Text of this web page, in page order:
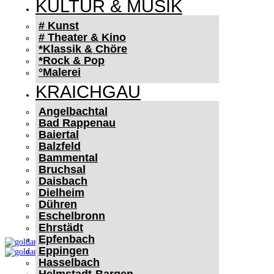
KULTUR & MUSIK
# Kunst
# Theater & Kino
*Klassik & Chöre
*Rock & Pop
°Malerei
KRAICHGAU
Angelbachtal
Bad Rappenau
Baiertal
Balzfeld
Bammental
Bruchsal
Daisbach
Dielheim
Dühren
Eschelbronn
Ehrstädt
Epfenbach
Eppingen
Hasselbach